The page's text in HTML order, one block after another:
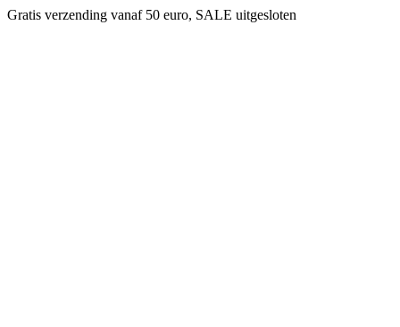
Gratis verzending vanaf 50 euro, SALE uitgesloten